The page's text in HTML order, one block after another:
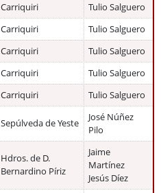
Carriquiri
Tulio Salguero
Carriquiri
Tulio Salguero
Carriquiri
Tulio Salguero
Carriquiri
Tulio Salguero
Carriquiri Tulio Salguero
Sepúlveda de Yeste
José Núñez
Pilo
Hdros. de D.
Bernardino Píriz
Jaime
Martínez
Jesús Díez